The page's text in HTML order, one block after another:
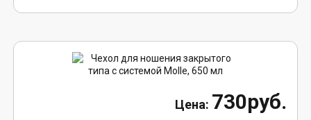
730руб.